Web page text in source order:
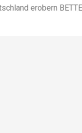
erobern